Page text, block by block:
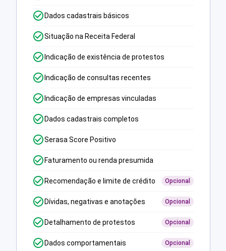
Dados cadastrais básicos
Situação na Receita Federal
Indicação de existência de protestos
Indicação de consultas recentes
Indicação de empresas vinculadas
Dados cadastrais completos
Serasa Score Positivo
Faturamento ou renda presumida
Recomendação e limite de crédito Opcional
Dívidas, negativas e anotações Opcional
Detalhamento de protestos Opcional
Dados comportamentais Opcional